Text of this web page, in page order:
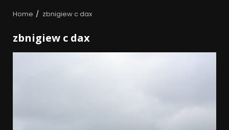
Home zbnigiew c dax
zbnigiew c dax